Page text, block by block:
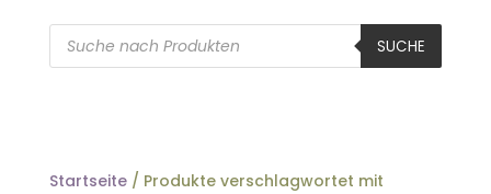
Products
search SUCHE
Startseite/ Produkte verschlagwortet mit